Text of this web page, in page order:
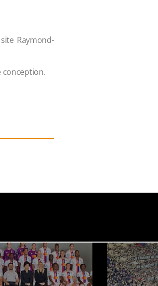
Raymond-
conception.